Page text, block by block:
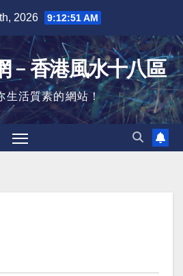
2026 9:12:52 AM
﹣香港風水十八區
生活質素的網站！